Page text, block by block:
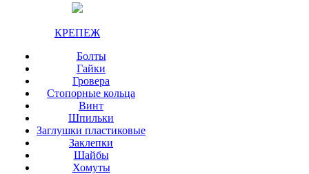
КРЕПЕЖ
Болты
Гайки
Гровера
Стопорные кольца
Винт
Шпильки
Заглушки пластиковые
Заклепки
Шайбы
Хомуты